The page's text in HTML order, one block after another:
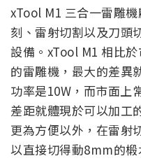
xTool M1 三合一雷雕
刻、雷射切割以及刀頭
設備。xTool M1 相比
的雷雕機，最大的差異
功率是10W，而市面上
差距就體現於可以加工
更為方便以外，在雷射
以直接切得動8mm的椴